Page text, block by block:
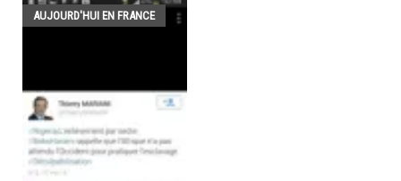
AUJOURD'HUI EN FRANCE